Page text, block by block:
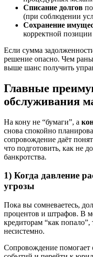
Списание долгов
(при соблюдении
Сохранение
корректной позиции
Если сумма
решение опасно. Чем
выше шанс получить
Главные
обслуживания
На кону не “бумаги”, а
снова спокойно
сопровождение даёт
что подготовить, как не
банкротства.
1) Когда давление
угрозы
Пока вы сомневаетесь,
процентов и штрафов. В
кредиторам “как
несистемно.
Сопровождение помогает